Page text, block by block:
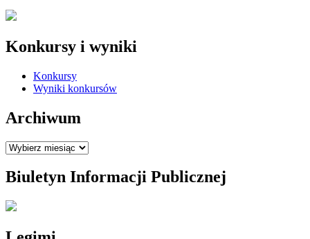
Konkursy i wyniki
Konkursy
Wyniki konkursów
Archiwum
Archiwum
Biuletyn Informacji Publicznej